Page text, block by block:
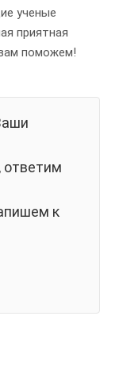
ученые
приятная
поможем!
ответим
к